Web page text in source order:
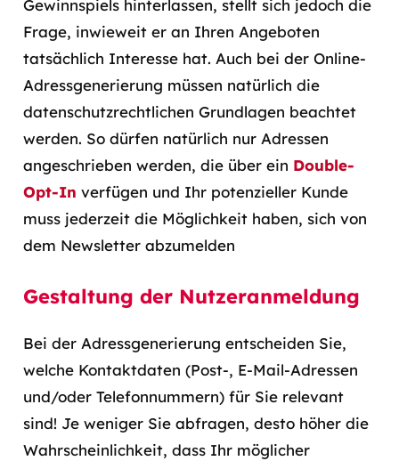
Gewinnspiels hinterlassen, stellt sich jedoch die
Frage, inwieweit er an Ihren Angeboten
tatsächlich Interesse hat. Auch bei der Online-
Adressgenerierung müssen natürlich die
datenschutzrechtlichen Grundlagen beachtet
werden. So dürfen natürlich nur Adressen
angeschrieben werden, die über ein Double-
Opt-In verfügen und Ihr potenzieller Kunde
muss jederzeit die Möglichkeit haben, sich von
dem Newsletter abzumelden
Gestaltung der Nutzeranmeldung
Bei der Adressgenerierung entscheiden Sie,
welche Kontaktdaten (Post-, E-Mail-Adressen
und/oder Telefonnummern) für Sie relevant
sind! Je weniger Sie abfragen, desto höher die
Wahrscheinlichkeit, dass Ihr möglicher